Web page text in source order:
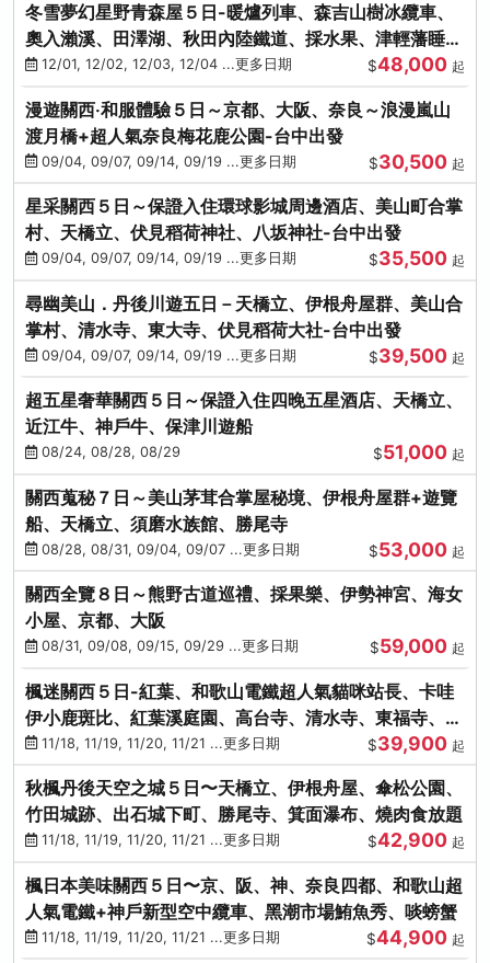
冬雪夢幻星野青森屋５日-暖爐列車、森吉山樹冰纜車、
奧入瀨溪、田澤湖、秋田內陸鐵道、採水果、津輕藩睡魔
村(不進免稅店)
12/01, 12/02, 12/03, 12/04 ...更多日期 $48,000 起
漫遊關西‧和服體驗５日～京都、大阪、奈良～浪漫嵐山
渡月橋+超人氣奈良梅花鹿公園-台中出發
09/04, 09/07, 09/14, 09/19 ...更多日期 $30,500 起
星采關西５日～保證入住環球影城周邊酒店、美山町合掌
村、天橋立、伏見稻荷神社、八坂神社-台中出發
09/04, 09/07, 09/14, 09/19 ...更多日期 $35,500 起
尋幽美山．丹後川遊五日－天橋立、伊根舟屋群、美山合
掌村、清水寺、東大寺、伏見稻荷大社-台中出發
09/04, 09/07, 09/14, 09/19 ...更多日期 $39,500 起
超五星奢華關西５日～保證入住四晚五星酒店、天橋立、
近江牛、神戶牛、保津川遊船
08/24, 08/28, 08/29 $51,000 起
關西蒐秘７日～美山茅茸合掌屋秘境、伊根舟屋群+遊覽
船、天橋立、須磨水族館、勝尾寺
08/28, 08/31, 09/04, 09/07 ...更多日期 $53,000 起
關西全覽８日～熊野古道巡禮、採果樂、伊勢神宮、海女
小屋、京都、大阪
08/31, 09/08, 09/15, 09/29 ...更多日期 $59,000 起
楓迷關西５日-紅葉、和歌山電鐵超人氣貓咪站長、卡哇
伊小鹿斑比、紅葉溪庭園、高台寺、清水寺、東福寺、伊
勢龍蝦+和牛
11/18, 11/19, 11/20, 11/21 ...更多日期 $39,900 起
秋楓丹後天空之城５日〜天橋立、伊根舟屋、傘松公園、
竹田城跡、出石城下町、勝尾寺、箕面瀑布、燒肉食放題
11/18, 11/19, 11/20, 11/21 ...更多日期 $42,900 起
楓日本美味關西５日〜京、阪、神、奈良四都、和歌山超
人氣電鐵+神戶新型空中纜車、黑潮市場鮪魚秀、啖螃蟹
11/18, 11/19, 11/20, 11/21 ...更多日期 $44,900 起